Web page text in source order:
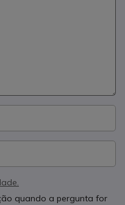
quando a pergunta for